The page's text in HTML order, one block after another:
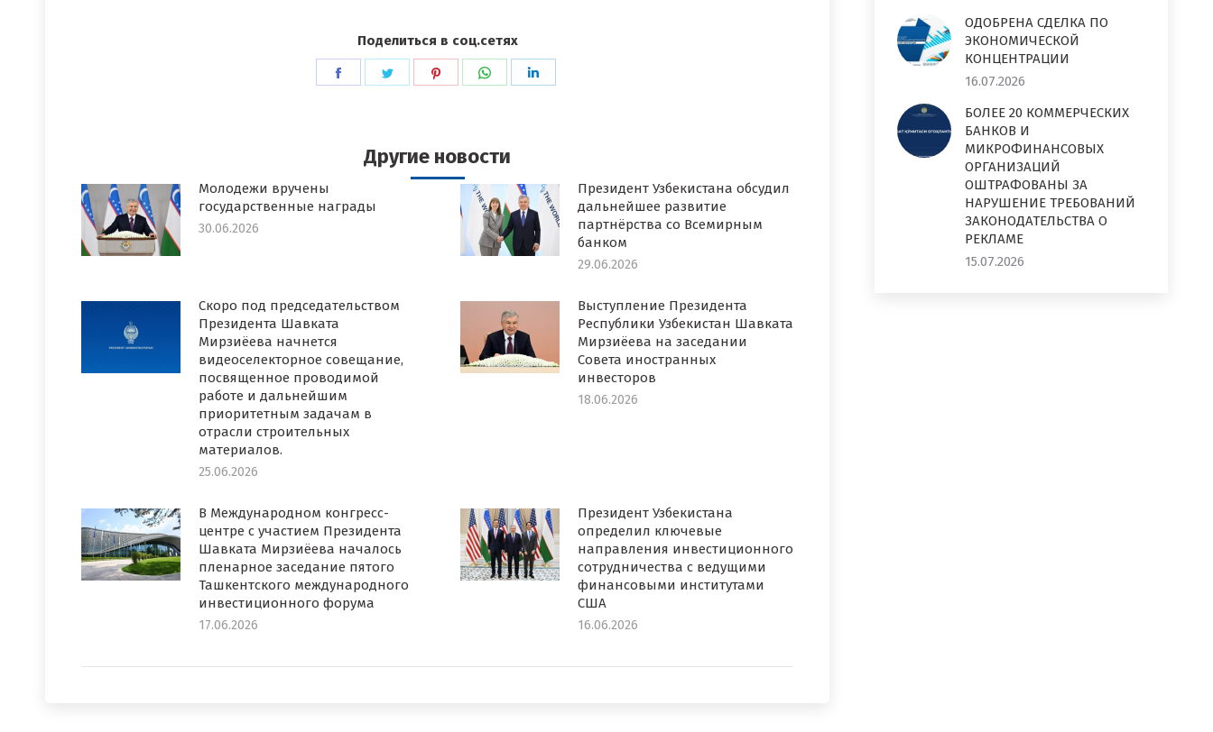
Поделиться в соц.сетях
ПоделитьсяПоделитьсяПоделитьсяПоделиться
Другие новости
Молодежи вручены
государственные награды
30.06.2026
Президент Узбекистана обсудил
дальнейшее развитие
партнёрства со Всемирным
банком
29.06.2026
Скоро под председательством
Президента Шавката
Мирзиёева начнется
видеоселекторное совещание,
посвященное проводимой
работе и дальнейшим
приоритетным задачам в
отрасли строительных
материалов.
25.06.2026
Выступление Президента
Республики Узбекистан Шавката
Мирзиёева на заседании
Совета иностранных
инвесторов
18.06.2026
В Международном конгресс-
центре с участием Президента
Шавката Мирзиёева началось
пленарное заседание пятого
Ташкентского международного
инвестиционного форума
17.06.2026
Президент Узбекистана
определил ключевые
направления инвестиционного
сотрудничества с ведущими
финансовыми институтами
США
16.06.2026
ОДОБРЕНА СДЕЛКА ПО
ЭКОНОМИЧЕСКОЙ
КОНЦЕНТРАЦИИ
16.07.2026
БОЛЕЕ 20 КОММЕРЧЕСКИХ
БАНКОВ И
МИКРОФИНАНСОВЫХ
ОРГАНИЗАЦИЙ
ОШТРАФОВАНЫ ЗА
НАРУШЕНИЕ ТРЕБОВАНИЙ
ЗАКОНОДАТЕЛЬСТВА О
РЕКЛАМЕ
15.07.2026